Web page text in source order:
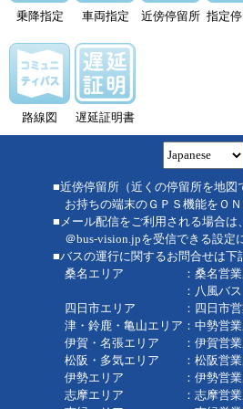
乗降指定 車両指定 近傍停留所 指定
路線図 遅延証明書
■近傍停留所（近くの停留所を地図
お持ちの端末のＧＰＳ機能をＯＮ
■メール配信をご利用される場合は
＠bus-vision.jpを受信できる設定
■バスの運行に関するお問合せは下
桑名エリア ：桑名営業
：八風バス
四日市エリア ：四日市営業
津・鈴鹿・亀山エリア：中勢営
伊賀・名張エリア ：伊賀営
松阪・多気エリア ：松阪営
伊勢エリア ：伊勢営業
志摩エリア ：志摩営業